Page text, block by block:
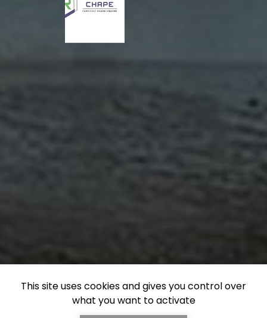
This site uses cookies and gives you control over
what you want to activate